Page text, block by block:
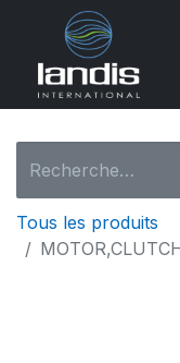
Tous les produits